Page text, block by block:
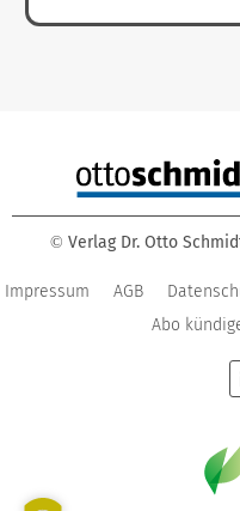
© Verlag Dr. Otto
Impressum AGB
Abo